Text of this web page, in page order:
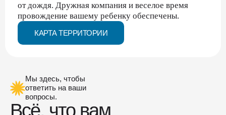
от дождя. Дружная компания и веселое время
провождение вашему ребенку обеспечены.
КАРТА ТЕРРИТОРИИ
Мы здесь, чтобы
ответить на ваши
вопросы.
Всё, что вам